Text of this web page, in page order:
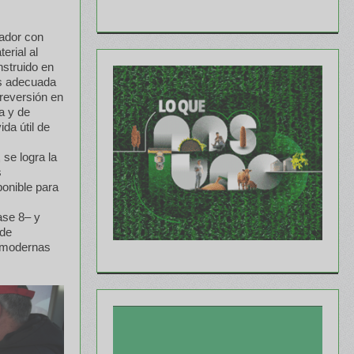
con
al
en
adecuada
en
y de
útil de
se logra la
para
8– y